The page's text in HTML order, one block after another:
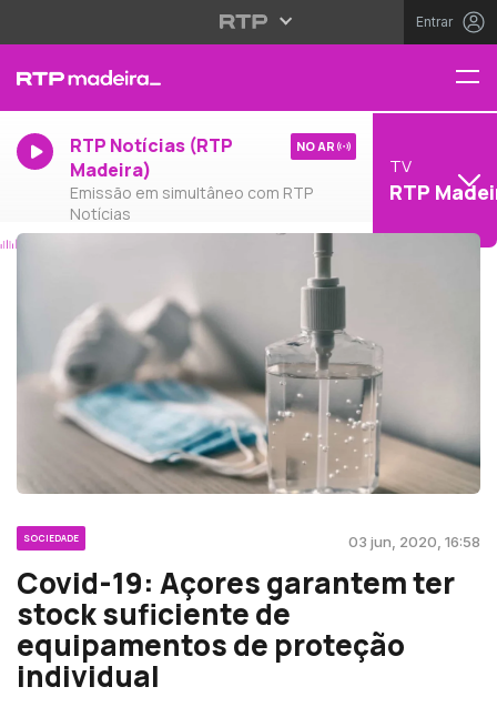
Entrar
RTP Notícias (RTP
Madeira)
Emissão em simultâneo com RTP
Notícias
NO AR
TV
RTP
SOCIEDADE 03 jun, 2020, 16:58
Covid-19: Açores garantem ter
stock suficiente de
equipamentos de proteção
individual